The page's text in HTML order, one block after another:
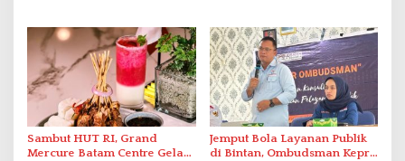
Abdul Jamal
Sambut HUT RI, Grand
Mercure Batam Centre Gelar
Jemput Bola Layanan Publik
di Bintan, Ombudsman Kepri